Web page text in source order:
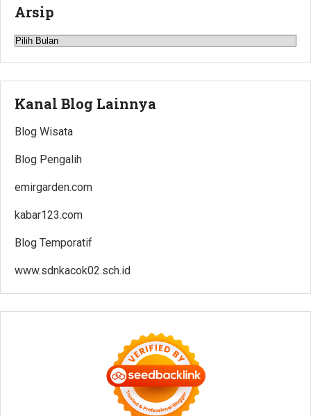
Arsip
Arsip
Kanal Blog Lainnya
Blog Wisata
Blog Pengalih
emirgarden.com
kabar123.com
Blog Temporatif
www.sdnkacok02.sch.id